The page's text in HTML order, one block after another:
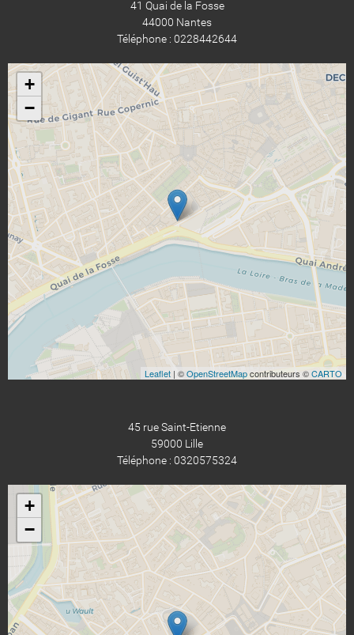
41 Quai de la Fosse
44000 Nantes
Téléphone : 0228442644
+
−
Leaflet | ©OpenStreetMapcontributeurs ©CARTO
45 rue Saint-Etienne
59000 Lille
Téléphone : 0320575324
+
−